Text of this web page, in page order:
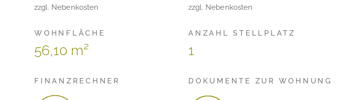
zzgl. Nebenkosten
WOHNFLÄCHE
56,10 m²
FINANZRECHNER
zzgl. Nebenkosten
ANZAHL STELLPLATZ
1
DOKUMENTE ZUR WOHNUNG